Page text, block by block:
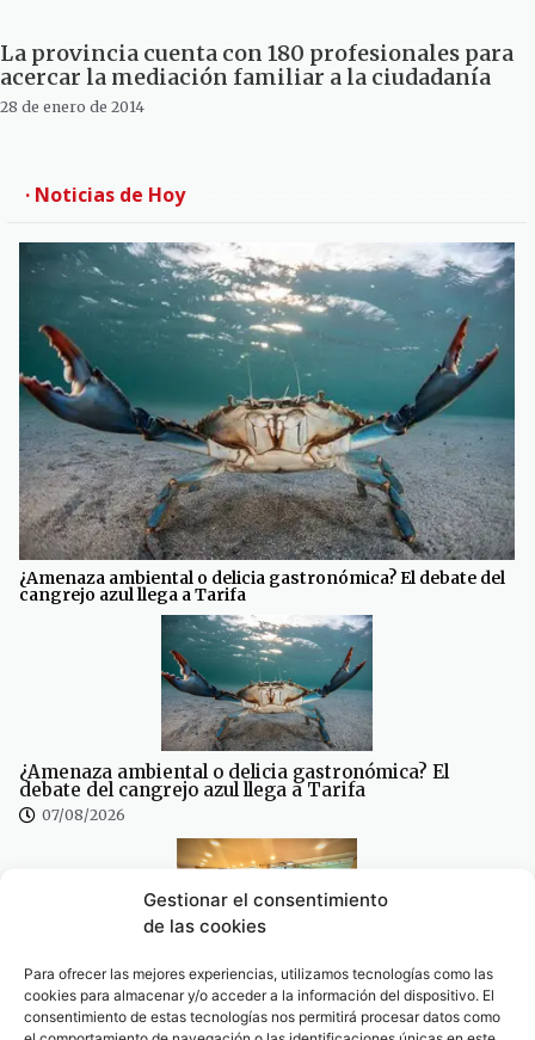
Gestionar el consentimiento
de las cookies
Para ofrecer las mejores experiencias, utilizamos tecnologías como las
cookies para almacenar y/o acceder a la información del dispositivo. El
consentimiento de estas tecnologías nos permitirá procesar datos como
La provincia cuenta con 180 profesionales para
acercar la mediación familiar a la ciudadanía
28 de enero de 2014
· Noticias de Hoy
¿Amenaza ambiental o delicia gastronómica? El debate del
cangrejo azul llega a Tarifa
¿Amenaza ambiental o delicia gastronómica? El
debate del cangrejo azul llega a Tarifa
07/08/2026
Se traspasa un amplio local de 180 metros cuadrados
en pleno centro de Tarifa